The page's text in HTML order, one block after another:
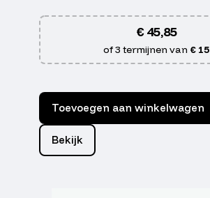
€45,85
of 3 termijnen van € 15
Toevoegen aan winkelwagen
Bekijk